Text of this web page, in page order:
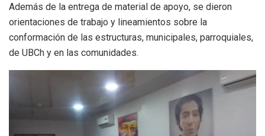
Además de la entrega de material de apoyo, se dieron
orientaciones de trabajo y lineamientos sobre la
conformación de las estructuras, municipales, parroquiales,
de UBCh y en las comunidades.